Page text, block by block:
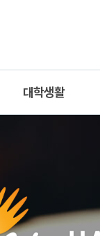
대학생활